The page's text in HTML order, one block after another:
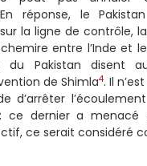
réponse, le
la ligne de contrôle,
entre l’Inde et
Pakistan disent
de Shimla4. Il
d’arrêter
ce dernier a menacé
ce serait considéré